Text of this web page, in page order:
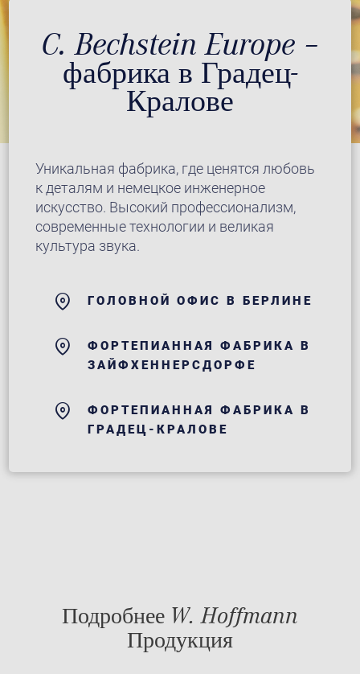
C. Bechstein Europe –
фабрика в Градец-
Кралове
Уникальная фабрика, где ценятся любовь
к деталям и немецкое инженерное
искусство. Высокий профессионализм,
современные технологии и великая
культура звука.
ГОЛОВНОЙ ОФИС В БЕРЛИНЕ
ФОРТЕПИАННАЯ ФАБРИКА В
ЗАЙФХЕННЕРСДОРФЕ
ФОРТЕПИАННАЯ ФАБРИКА В
ГРАДЕЦ-КРАЛОВЕ
Подробнее W. Hoffmann
Продукция